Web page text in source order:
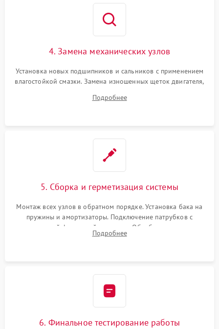
4. Замена механических узлов
Установка новых подшипников и сальников с применением
влагостойкой смазки. Замена изношенных щеток двигателя,
или поврежденной резиновой манжеты.
Подробнее
5. Сборка и герметизация системы
Монтаж всех узлов в обратном порядке. Установка бака на
пружины и амортизаторы. Подключение патрубков с
надежной фиксацией хомутами. Обработка стыков
герметиком для предотвращения возможных протечек воды.
Подробнее
6. Финальное тестирование работы